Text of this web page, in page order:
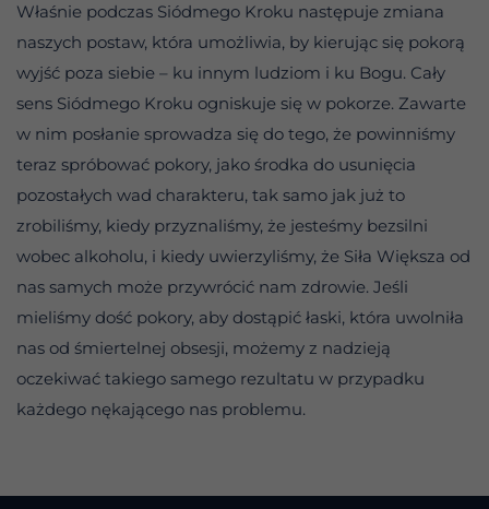
Właśnie podczas Siódmego Kroku następuje zmiana
naszych postaw, która umożliwia, by kierując się pokorą
wyjść poza siebie – ku innym ludziom i ku Bogu. Cały
sens Siódmego Kroku ogniskuje się w pokorze. Zawarte
w nim posłanie sprowadza się do tego, że powinniśmy
teraz spróbować pokory, jako środka do usunięcia
pozostałych wad charakteru, tak samo jak już to
zrobiliśmy, kiedy przyznaliśmy, że jesteśmy bezsilni
wobec alkoholu, i kiedy uwierzyliśmy, że Siła Większa od
nas samych może przywrócić nam zdrowie. Jeśli
mieliśmy dość pokory, aby dostąpić łaski, która uwolniła
nas od śmiertelnej obsesji, możemy z nadzieją
oczekiwać takiego samego rezultatu w przypadku
każdego nękającego nas problemu.